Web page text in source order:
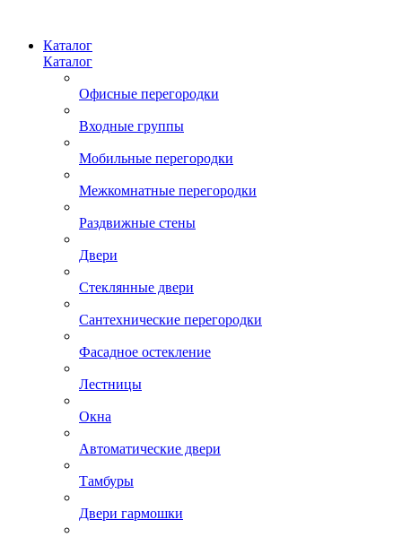
Каталог
Каталог
Офисные перегородки
Входные группы
Мобильные перегородки
Межкомнатные перегородки
Раздвижные стены
Двери
Стеклянные двери
Сантехнические перегородки
Фасадное остекление
Лестницы
Окна
Автоматические двери
Тамбуры
Двери гармошки